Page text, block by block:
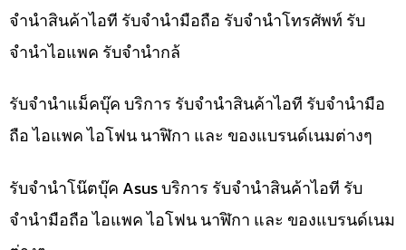
จำนำสินค้าไอที รับจำนำมือถือ รับจำนำโทรศัพท์ รับ
จำนำไอแพค รับจำนำกล้
รับจำนำแม็คบุ๊ค บริการ รับจำนำสินค้าไอที รับจำนำมือ
ถือ ไอแพค ไอโฟน นาฬิกา และ ของแบรนด์เนมต่างๆ
รับจำนำโน๊ตบุ๊ค Asus บริการ รับจำนำสินค้าไอที รับ
จำนำมือถือ ไอแพค ไอโฟน นาฬิกา และ ของแบรนด์เนม